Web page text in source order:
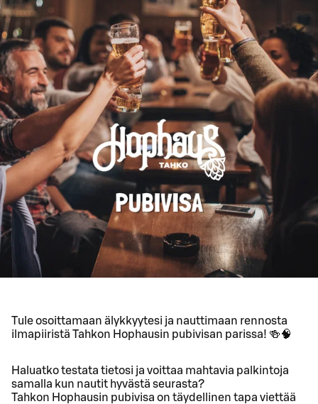
Tule osoittamaan älykkyytesi ja nauttimaan rennosta
ilmapiiristä Tahkon Hophausin pubivisan parissa! 🍻🧠
Haluatko testata tietosi ja voittaa mahtavia palkintoja
samalla kun nautit hyvästä seurasta?
Tahkon Hophausin pubivisa on täydellinen tapa viettää